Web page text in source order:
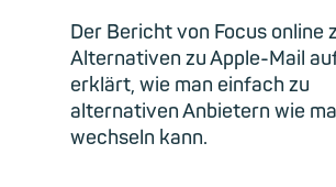
Der Bericht von Focus online
Alternativen zu Apple-Mail
erklärt, wie man einfach zu
alternativen Anbietern wie
wechseln kann.